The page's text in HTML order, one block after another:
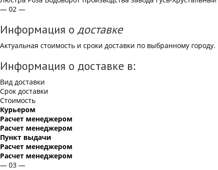
— 02 —
Информация о доставке
Актуальная стоимость и сроки доставки по выбранному городу.
Информация о доставке в:
Вид доставки
Срок доставки
Стоимость
Курьером
Расчет менеджером
Расчет менеджером
Пункт выдачи
Расчет менеджером
Расчет менеджером
— 03 —